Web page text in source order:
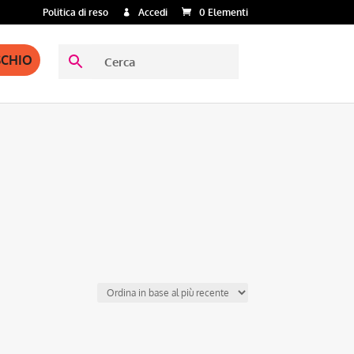
Politica di reso Accedi 0 Elementi